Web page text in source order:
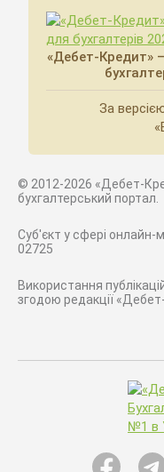
«Дебет-Кредит»
За
© 2012-2026 «Дебет-
бухгалтерський портал.
Суб'єкт у сфері онлайн-
02725
Використання
згодою редакції